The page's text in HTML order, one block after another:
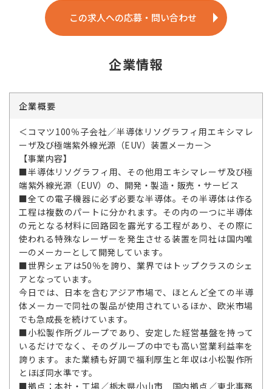
この求人への応募・問い合わせ
企業情報
企業概要
＜コマツ100％子会社／半導体リソグラフィ用エキシマレ
ーザ及び極端紫外線光源（EUV）装置メーカー＞
【事業内容】
■半導体リソグラフィ用、その他用エキシマレーザ及び極
端紫外線光源（EUV）の、開発・製造・販売・サービス
■全ての電子機器に必ず必要な半導体。その半導体は作る
工程は複数のパートに分かれます。その内の一つに半導体
の元となる材料に回路図を露光する工程があり、その際に
使われる特殊なレーザーを発生させる装置を同社は国内唯
一のメーカーとして開発しています。
■世界シェアは50％を誇り、業界ではトップクラスのシェ
アとなっています。
今日では、日本を含むアジア市場で、ほとんど全ての半導
体メーカーで同社の製品が使用されているほか、欧米市場
でも急成長を続けています。
■小松製作所グループであり、安定した経営基盤を持って
いるだけでなく、そのグループの中でも高い営業利益率を
誇ります。また業績も好調で福利厚生と年収は小松製作所
とほぼ同水準です。
■拠点：本社・工場／栃木県小山市 国内拠点／東北事務